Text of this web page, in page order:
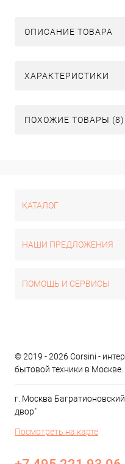
ОПИСАНИЕ ТОВАРА
ХАРАКТЕРИСТИКИ
ПОХОЖИЕ ТОВАРЫ (8)
КАТАЛОГ
НАШИ ПРЕДЛОЖЕНИЯ
ПОМОЩЬ И СЕРВИСЫ
© 2019 - 2026 Corsini -
бытовой техники в
г. Москва
двор"
Посмотреть на карте